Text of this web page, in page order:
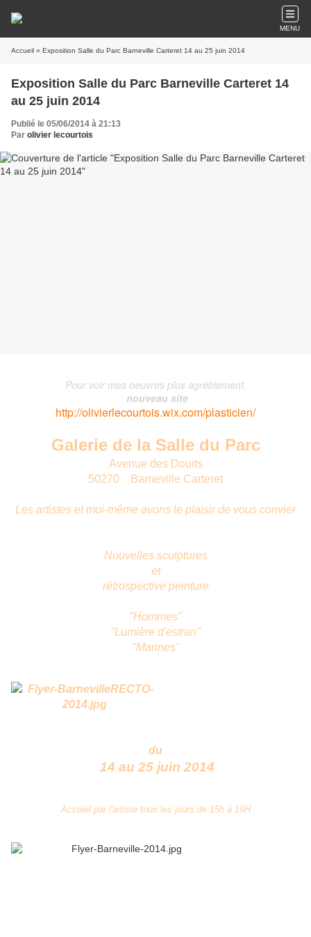
MENU
Accueil » Exposition Salle du Parc Barneville Carteret 14 au 25 juin 2014
Exposition Salle du Parc Barneville Carteret 14
au 25 juin 2014
Publié le 05/06/2014 à 21:13
Par olivier lecourtois
Pour voir mes oeuvres plus agréblement,
nouveau site
http://olivierlecourtois.wix.com/plasticien/
Galerie de la Salle du Parc
Avenue des Douits
50270 Barneville Carteret
Les artistes et moi-même avons le plaisir de vous convier
Nouvelles sculptures
et
rétrospective peinture
"Hommes"
"Lumière d'estran"
"Marines"
du
14 au 25 juin 2014
Accueil par l'artiste tous les jours de 15h à 19H